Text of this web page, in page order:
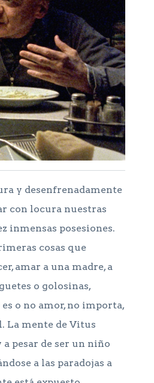
y desenfrenadamente
con locura nuestras
inmensas posesiones.
cosas que
amar a una madre, a
o golosinas,
o no amor, no importa,
La mente de Vitus
pesar de ser un niño
a las paradojas a